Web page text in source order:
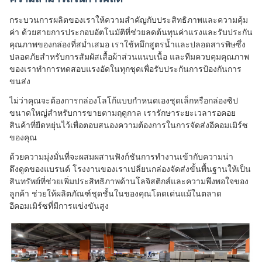
กระบวนการผลิตของเราให้ความสำคัญกับประสิทธิภาพและความคุ้ม
ค่า ด้วยสายการประกอบอัตโนมัติที่ช่วยลดต้นทุนค่าแรงและรับประกัน
คุณภาพของกล่องที่สม่ำเสมอ เราใช้หมึกสูตรน้ำและปลอดสารพิษซึ่ง
ปลอดภัยสำหรับการสัมผัสเสื้อผ้าส่วนแนบเนื้อ และทีมควบคุมคุณภาพ
ของเราทำการทดสอบแรงอัดในทุกชุดเพื่อรับประกันการป้องกันการ
ขนส่ง
ไม่ว่าคุณจะต้องการกล่องโลโก้แบบกำหนดเองชุดเล็กหรือกล่องซิป
ขนาดใหญ่สำหรับการขายตามฤดูกาล เรารักษาระยะเวลารอคอย
สินค้าที่ยืดหยุ่นไว้เพื่อตอบสนองความต้องการในการจัดส่งอีคอมเมิร์ซ
ของคุณ
ด้วยความมุ่งมั่นที่จะผสมผสานฟังก์ชันการทำงานเข้ากับความน่า
ดึงดูดของแบรนด์ โรงงานของเราเปลี่ยนกล่องจัดส่งขั้นพื้นฐานให้เป็น
สินทรัพย์ที่ช่วยเพิ่มประสิทธิภาพด้านโลจิสติกส์และความพึงพอใจของ
ลูกค้า ช่วยให้ผลิตภัณฑ์ชุดชั้นในของคุณโดดเด่นแม้ในตลาด
อีคอมเมิร์ซที่มีการแข่งขันสูง